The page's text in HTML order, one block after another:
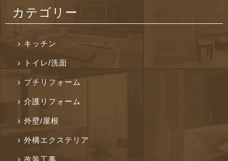
カテゴリー
キッチン
トイレ/洗面
プチリフォーム
介護リフォーム
外壁/屋根
外構エクステリア
改装工事